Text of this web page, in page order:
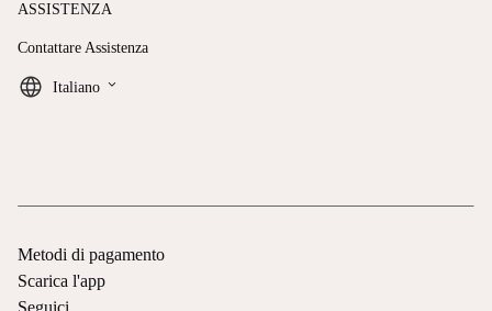
ASSISTENZA
Contattare Assistenza
Italiano keyboard_arrow_down
Metodi di pagamento
Scarica l'app
Seguici